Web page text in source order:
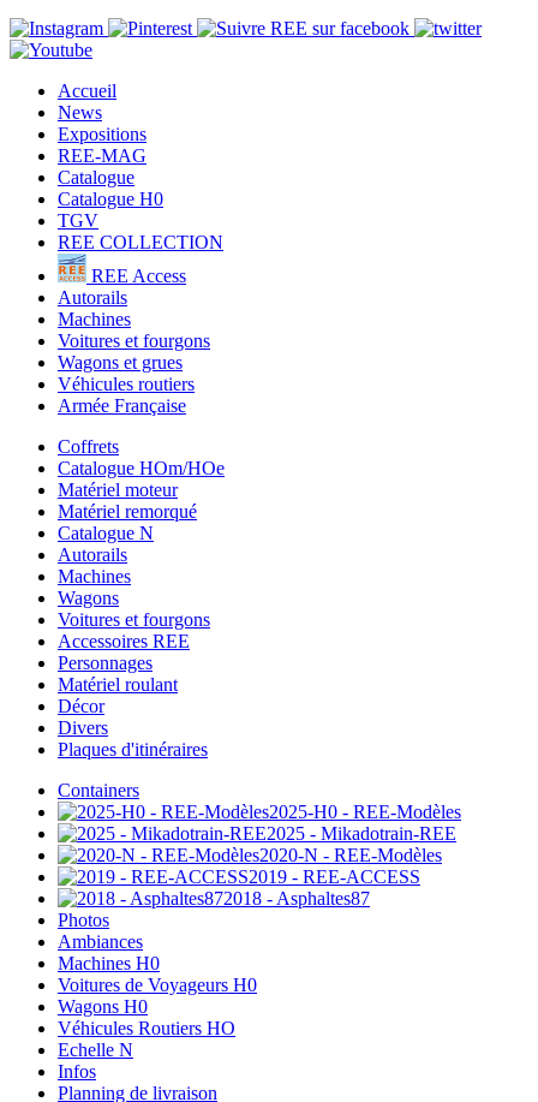
Accueil
News
Expositions
REE-MAG
Catalogue
Catalogue H0
TGV
REE COLLECTION
REE Access
Autorails
Machines
Voitures et fourgons
Wagons et grues
Véhicules routiers
Armée Française
Coffrets
Catalogue HOm/HOe
Matériel moteur
Matériel remorqué
Catalogue N
Autorails
Machines
Wagons
Voitures et fourgons
Accessoires REE
Personnages
Matériel roulant
Décor
Divers
Plaques d'itinéraires
Containers
2025-H0 - REE-Modèles
2025 - Mikadotrain-REE
2020-N - REE-Modèles
2019 - REE-ACCESS
2018 - Asphaltes87
Photos
Ambiances
Machines H0
Voitures de Voyageurs H0
Wagons H0
Véhicules Routiers HO
Echelle N
Infos
Planning de livraison